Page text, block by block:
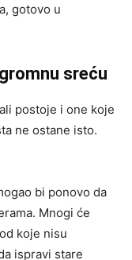
gotovo u
sreću
postoje i one koje
ne ostane isto.
bi ponovo da
Mnogi će
koje nisu
ispravi stare